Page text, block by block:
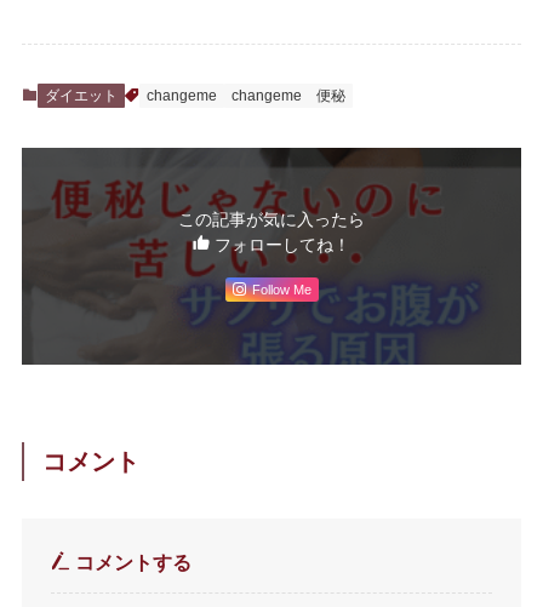
ダイエット changeme changeme 便秘
この記事が気に入ったら
フォローしてね！
Follow Me
コメント
コメントする